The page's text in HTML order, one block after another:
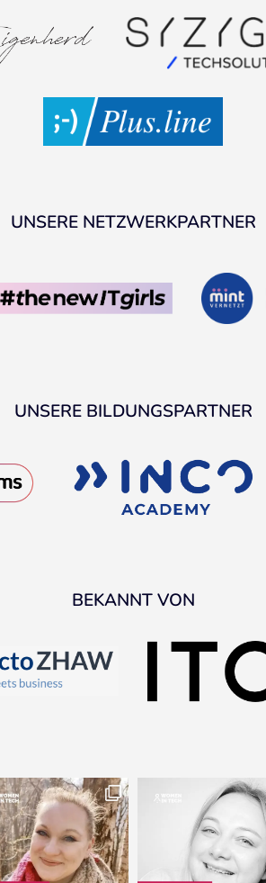
UNSERE NETZWERKPARTNER
UNSERE BILDUNGSPARTNER
BEKANNT VON